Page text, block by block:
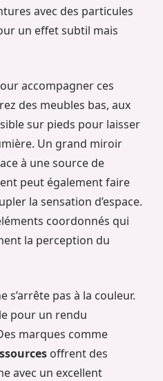
avec des particules
un effet subtil mais
accompagner ces
des meubles bas, aux
sur pieds pour laisser
Un grand miroir
à une source de
peut également faire
la sensation d’espace.
coordonnés qui
la perception du
s’arrête pas à la couleur.
pour un rendu
marques comme
offrent des
avec un excellent